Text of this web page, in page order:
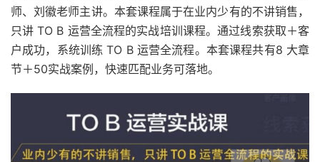
师、刘徽老师主讲。本套课程属于在业内少有的不讲销售，
只讲 TO B 运营全流程的实战培训课程。通过线索获取＋客
户成功，系统训练 TO B 运营全流程。本套课程共有8 大章
节＋50实战案例，快速匹配业务可落地。